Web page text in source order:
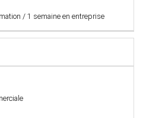
/ 1 semaine en entreprise